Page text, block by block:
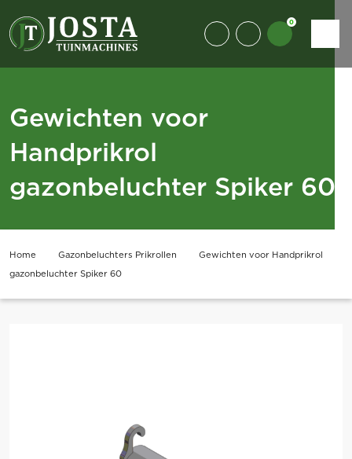
0
Gewichten voor
Handprikrol
gazonbeluchter Spiker 60
Home Gazonbeluchters Prikrollen
Gewichten voor Handprikrol
gazonbeluchter Spiker 60